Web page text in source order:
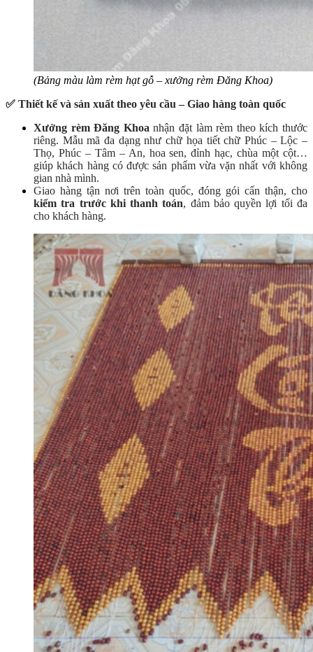
(Bảng màu làm rèm hạt gỗ – xưởng rèm Đăng Khoa)
✅ Thiết kế và sản xuất theo yêu cầu – Giao hàng toàn quốc
Xưởng rèm Đăng Khoa nhận đặt làm rèm theo kích thước
riêng. Mẫu mã đa dạng như chữ họa tiết chữ Phúc – Lộc –
Thọ, Phúc – Tâm – An, hoa sen, đỉnh hạc, chùa một cột…
giúp khách hàng có được sản phẩm vừa vặn nhất với không
gian nhà mình.
Giao hàng tận nơi trên toàn quốc, đóng gói cẩn thận, cho
kiểm tra trước khi thanh toán, đảm bảo quyền lợi tối đa
cho khách hàng.